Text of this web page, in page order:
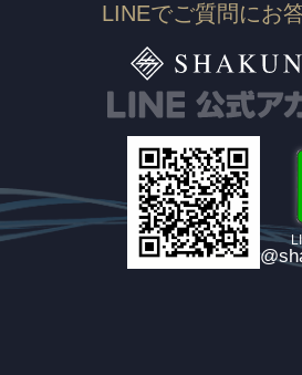
LINEでご質問にお